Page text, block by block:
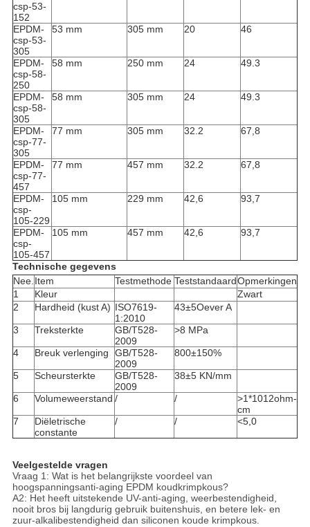
csp-53-
152
EPDM-
csp-53-
305
53 mm 305 mm 20 46
EPDM-
csp-58-
250
58 mm 250 mm 24 49.3
EPDM-
csp-58-
305
58 mm 305 mm 24 49.3
EPDM-
csp-77-
305
77 mm 305 mm 32.2 67,8
EPDM-
csp-77-
457
77 mm 457 mm 32.2 67,8
EPDM-
csp-
105-229
105 mm 229 mm 42,6 93,7
EPDM-
csp-
105-457
105 mm 457 mm 42,6 93,7
Technische gegevens
Nee.Item Testmethode TeststandaardOpmerkingen
1
Kleur
Zwart
2
Hardheid (kust A) ISO7619-
1:2010
43±5Oever A
3 Treksterkte
GB/T528-
2009
>8 MPa
4 Breuk verlenging
GB/T528-
2009
800±150%
5 Scheursterkte
GB/T528-
2009
38±5 KN/mm
6 Volumeweerstand / /
>1*1012ohm-
cm
7
Diëletrische
constante
/ / <5,0
Veelgestelde vragen
Vraag 1: Wat is het belangrijkste voordeel van
hoogspanningsanti-aging EPDM koudkrimpkous?
A2: Het heeft uitstekende UV-anti-aging, weerbestendigheid,
nooit bros bij langdurig gebruik buitenshuis, en betere lek- en
zuur-alkalibestendigheid dan siliconen koude krimpkous.